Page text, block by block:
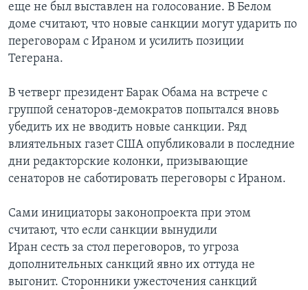
еще не был выставлен на голосование. В Белом
доме считают, что новые санкции могут ударить по
переговорам с Ираном и усилить позиции
Тегерана.
В четверг президент Барак Обама на встрече с
группой сенаторов-демократов попытался вновь
убедить их не вводить новые санкции. Ряд
влиятельных газет США опубликовали в последние
дни редакторские колонки, призывающие
сенаторов не саботировать переговоры с Ираном.
Сами инициаторы законопроекта при этом
считают, что если санкции вынудили
Иран сесть за стол переговоров, то угроза
дополнительных санкций явно их оттуда не
выгонит. Сторонники ужесточения санкций